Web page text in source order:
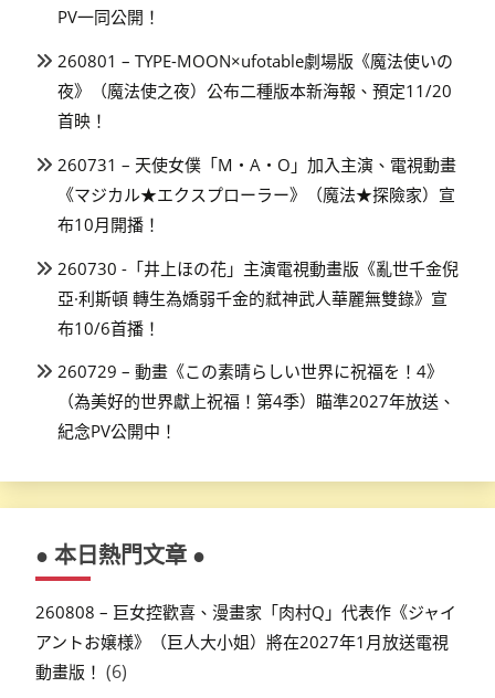
PV一同公開！
260801 – TYPE-MOON×ufotable劇場版《魔法使いの
夜》（魔法使之夜）公布二種版本新海報、預定11/20
首映！
260731 – 天使女僕「M・A・O」加入主演、電視動畫
《マジカル★エクスプローラー》（魔法★探險家）宣
布10月開播！
260730 -「井上ほの花」主演電視動畫版《亂世千金倪
亞·利斯頓 轉生為嬌弱千金的弒神武人華麗無雙錄》宣
布10/6首播！
260729 – 動畫《この素晴らしい世界に祝福を！4》
（為美好的世界獻上祝福！第4季）瞄準2027年放送、
紀念PV公開中！
● 本日熱門文章 ●
260808 – 巨女控歡喜、漫畫家「肉村Q」代表作《ジャイ
アントお嬢様》（巨人大小姐）將在2027年1月放送電視
動畫版！ (6)